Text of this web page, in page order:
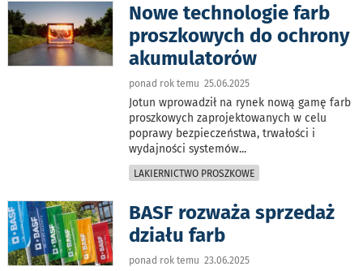
Nowe technologie farb
proszkowych do ochrony
akumulatorów
ponad rok temu 25.06.2025
Jotun wprowadził na rynek nową gamę farb
proszkowych zaprojektowanych w celu
poprawy bezpieczeństwa, trwałości i
wydajności systemów...
LAKIERNICTWO PROSZKOWE
BASF rozważa sprzedaż
działu farb
ponad rok temu 23.06.2025